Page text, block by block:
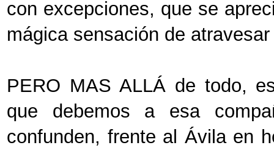
con excepciones, que se
mágica sensación de
PERO MAS ALLÁ de todo,
que debemos a esa
confunden, frente al Ávila en